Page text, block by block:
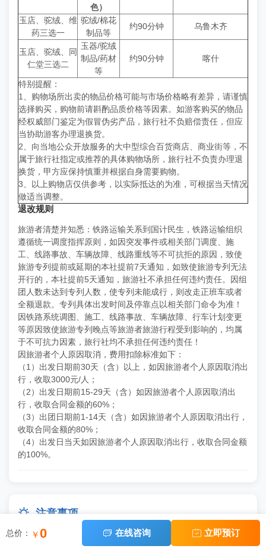
色）
玉店、驼绒、维
药三选一
驼绒/棉花
制品等
约90分钟 乌鲁木齐
玉店、驼绒、同
仁堂三选二
玉器/驼绒
制品/药材
等
约90分钟 喀什
特别提醒：
1、购物场所出卖的物品价格可能与市场价格略有差异，请谨慎
选择购买，购物前请斟酌品质价格等因素。如游客购买的物品
经权威部门鉴定为假冒伪劣产品，旅行社不负赔偿责任，但应
当协助游客办理退换货。
2、向当地公众开放服务的大中型综合百货商店、商业街等，不
属于旅行社指定或推荐的具体购物场所，旅行社不负责办理退
换货，甲方应保持慎重并根据自身需要购物。
3、以上购物店仅供参考，以实际抵达的为准，可根据当天情况
做适当调整。
退改规则
旅游者清楚并知悉：铁路运输关系到国计民生，铁路运输组织
遵循统一调度指挥原则，如因突发事件或相关部门调度、施
工、线路事故、车辆故障、线路重线等不可抗拒的原因，致使
旅游专列提前或延期的本社提前7天通知，如致使旅游专列无法
开行的，本社提前5天通知，旅游社不承担任何违约责任。因组
团人数未达到专列人数，使专列未能成行，则改走正班车或者
全额退款。专列具体出发时间及停靠点以相关部门命令为准！
因铁路系统调图、施工、线路事故、车辆故障、行车计划变更
等原因致使旅游专列晚点等旅游者旅游行程受到影响的，均属
于不可抗力因素，旅行社均不承担任何违约责任！
因旅游者个人原因取消，费用扣除标准如下：
（1）出发日期前30天（含）以上，如因旅游者个人原因取消出
行，收取3000元/人；
（2）出发日期前15-29天（含）如因旅游者个人原因取消出
行，收取合同金额的60%；
（3）出团日期前1-14天（含）如因旅游者个人原因取消出行，
收取合同金额的80%；
（4）出发日当天如因旅游者个人原因取消出行，收取合同金额
的100%。
 注意事项
总价： ￥0  在线咨询  立即预订